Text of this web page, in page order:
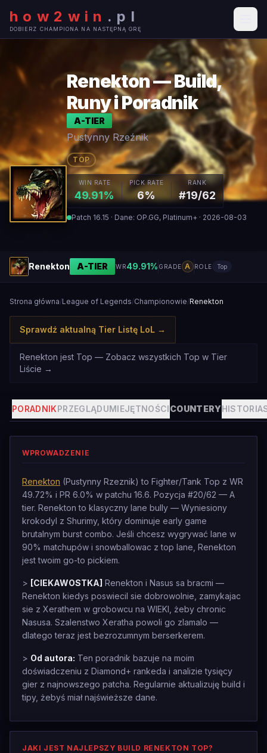
how2win . pl
DOBIERZ CHAMPIONA NA NASTĘPNĄ GRĘ
Renekton — Build,
Runy i Poradnik
A-TIER
Pustynny Rzeźnik
TOP
WIN RATE
49.91%
PICK RATE
6%
RANK
#19/62
Patch 16.15 · Dane: OP.GG, Platinum+ · 2026-08-03
Renekton A-TIER WR49.91% GRADE A ROLE Top
Strona główna/League of Legends/Championowie/Renekton
Sprawdź aktualną Tier Listę LoL →
Renekton jest Top — Zobacz wszystkich Top w Tier
Liście →
PORADNIKPRZEGLĄDUMIEJĘTNOŚCICOUNTERYHISTORIA
WPROWADZENIE
Renekton (Pustynny Rzeznik) to Fighter/Tank Top z WR
49.72% i PR 6.0% w patchu 16.6. Pozycja #20/62 — A
tier. Renekton to klasyczny lane bully — Wyniesiony
krokodyl z Shurimy, który dominuje early game
brutalnym burst combo. Jeśli chcesz wygrywać lane w
90% matchupów i snowballowac z top lane, Renekton
jest twoim go-to pickiem.
> [CIEKAWOSTKA] Renekton i Nasus sa bracmi —
Renekton kiedys poswiecil sie dobrowolnie, zamykajac
sie z Xerathem w grobowcu na WIEKI, żeby chronic
Nasusa. Szalenstwo Xeratha powoli go zlamalo —
dlatego teraz jest bezrozumnym berserkerem.
> Od autora: Ten poradnik bazuje na moim
doświadczeniu z Diamond+ rankeda i analizie tysięcy
gier z najnowszego patcha. Regularnie aktualizuję build i
tipy, żebyś miał najświeższe dane.
JAKI JEST NAJLEPSZY BUILD RENEKTON TOP?